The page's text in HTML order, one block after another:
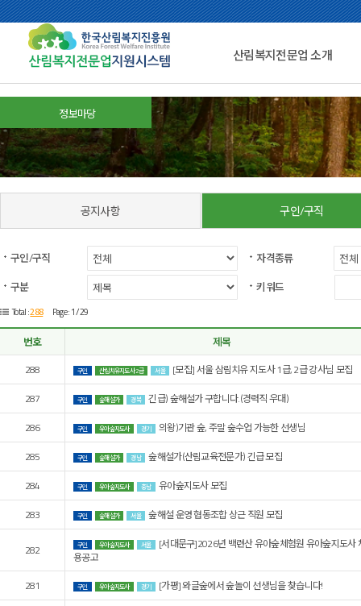
산림복지전문업 소개
정보마당
공지사항 구인/구직
구인/구직
자격종류
구분
키워드
Total :288 Page : 1 /29
번호 제목
288 구인 산림치유지도사 2급 서울
[모집] 서울 삼림치유 지도사 1급, 2급 강사님 모집
287
구인 숲해설가 경북
긴급) 숲해설가 구합니다.(경력직 우대)
286
구인 유아숲지도사 경기
의왕)기관 숲, 주말 숲수업 가능한 선생님
285
구인 숲해설가 경남
숲해설가(산림교육전문가) 긴급 모집
284
구인 유아숲지도사 충남
유아숲지도사 모집
283
구인 숲해설가 서울 숲해설 운영 협동조합 상근 직원 모집
282 구인 유아숲지도사 서울
[서대문구]2026년 백련산 유아숲체험원 유아숲지도사
용공고
281
구인 유아숲지도사 경기
[가평] 와글숲에서 숲놀이 선생님을 찾습니다!